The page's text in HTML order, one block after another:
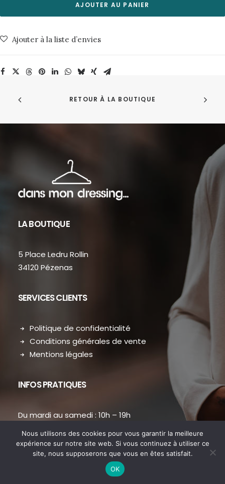
Minimum
AJOUTER AU PANIER
Ajouter à la liste d’envies
RETOUR À LA BOUTIQUE
LA BOUTIQUE
5 Place Ledru Rollin
34120 Pézenas
SERVICES CLIENTS
Politique de confidentialité
Conditions générales de vente
Mentions légales
INFOS PRATIQUES
Du mardi au samedi : 10h – 19h
Téléphone : 04 67 31 38 73
Nous utilisons des cookies pour vous garantir la meilleure
expérience sur notre site web. Si vous continuez à utiliser ce
site, nous supposerons que vous en êtes satisfait.
OK